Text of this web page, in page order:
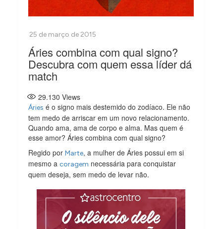
Áries combina com qual signo?
Descubra com quem essa líder dá
match
29.130 Views
Áries é o signo mais destemido do zodíaco. Ele não
tem medo de arriscar em um novo relacionamento.
Quando ama, ama de corpo e alma. Mas quem é
esse amor? Áries combina com qual signo?
Regido porMarte, a mulher de Áries possui em si
mesmo acoragem necessária para conquistar
quem deseja, sem medo de levar não.